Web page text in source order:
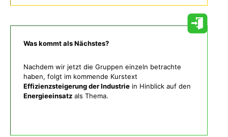
Was kommt als Nächstes?
Nachdem wir jetzt die Gruppen einzeln betrachte
haben, folgt im kommende Kurstext
Effizienzsteigerung der Industrie in Hinblick auf den
Energieeinsatz als Thema.